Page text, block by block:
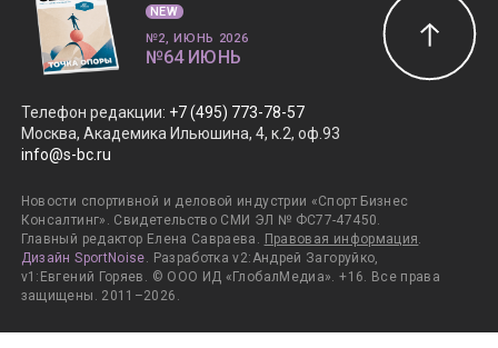
Телефон редакции: +7 (495) 773-78-57
Москва, Академика Ильюшина, 4, к.2, оф.93
info@s-bc.ru
Новости спортивной и деловой индустрии «Спорт Бизнес
Консалтинг». Свидетельство СМИ ЭЛ № ФС77-47450.
Главный редактор Елена Савраева. Правовая информация.
Дизайн SportNoise. Разработка v2:Андрей Загоруйко,
v1:Евгений Горяев. © ООО ИД «ГлобалМедиа». +16. Все права
защищены. 2011–2026.
NEW
№2, ИЮНЬ 2026
№64 ИЮНЬ